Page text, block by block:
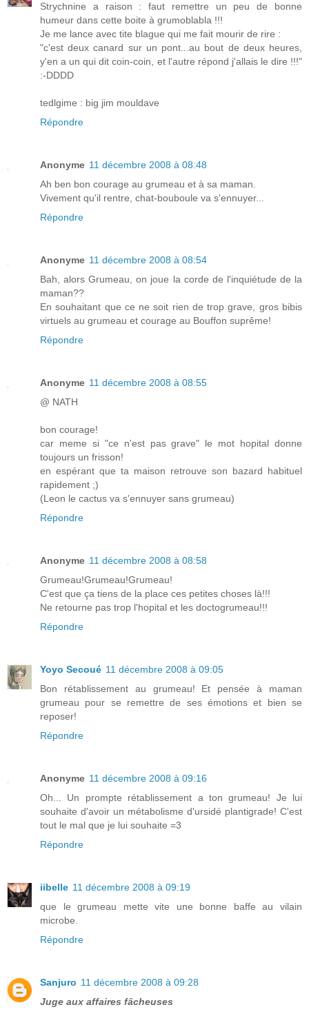
Strychnine a raison : faut remettre un peu de bonne
humeur dans cette boite à grumoblabla !!!
Je me lance avec tite blague qui me fait mourir de rire :
"c'est deux canard sur un pont...au bout de deux heures,
y'en a un qui dit coin-coin, et l'autre répond j'allais le dire !!!"
:-DDDD
tedlgime : big jim mouldave
Répondre
Anonyme 11 décembre 2008 à 08:48
Ah ben bon courage au grumeau et à sa maman.
Vivement qu'il rentre, chat-bouboule va s'ennuyer...
Répondre
Anonyme 11 décembre 2008 à 08:54
Bah, alors Grumeau, on joue la corde de l'inquiétude de la
maman??
En souhaitant que ce ne soit rien de trop grave, gros bibis
virtuels au grumeau et courage au Bouffon suprême!
Répondre
Anonyme 11 décembre 2008 à 08:55
@ NATH
bon courage!
car meme si "ce n'est pas grave" le mot hopital donne
toujours un frisson!
en espérant que ta maison retrouve son bazard habituel
rapidement ;)
(Leon le cactus va s'ennuyer sans grumeau)
Répondre
Anonyme 11 décembre 2008 à 08:58
Grumeau!Grumeau!Grumeau!
C'est que ça tiens de la place ces petites choses là!!!
Ne retourne pas trop l'hopital et les doctogrumeau!!!
Répondre
Yoyo Secoué 11 décembre 2008 à 09:05
Bon rétablissement au grumeau! Et pensée à maman
grumeau pour se remettre de ses émotions et bien se
reposer!
Répondre
Anonyme 11 décembre 2008 à 09:16
Oh... Un prompte rétablissement a ton grumeau! Je lui
souhaite d'avoir un métabolisme d'ursidé plantigrade! C'est
tout le mal que je lui souhaite =3
Répondre
iibelle 11 décembre 2008 à 09:19
que le grumeau mette vite une bonne baffe au vilain
microbe.
Répondre
Sanjuro 11 décembre 2008 à 09:28
Juge aux affaires fâcheuses